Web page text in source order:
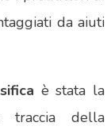
da aiuti
è stata la
della